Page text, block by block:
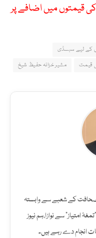
کی قیمتوں میں اضافے پر
کے لیے سبسڈی
قیمت مشیر خزانہ حفیظ شیخ
سے صحافت کے شعبے سے وابستہ
امتیاز" سے نوازا،ہم نیوز
انجام دے رہے ہیں۔